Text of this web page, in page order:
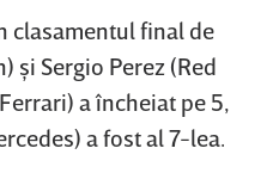
clasamentul final de
şi Sergio Perez (Red
a încheiat pe 5,
a fost al 7-lea.